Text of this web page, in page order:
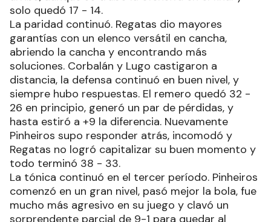
solo quedó 17 - 14.
La paridad continuó. Regatas dio mayores
garantías con un elenco versátil en cancha,
abriendo la cancha y encontrando más
soluciones. Corbalán y Lugo castigaron a
distancia, la defensa continuó en buen nivel, y
siempre hubo respuestas. El remero quedó 32 -
26 en principio, generó un par de pérdidas, y
hasta estiró a +9 la diferencia. Nuevamente
Pinheiros supo responder atrás, incomodó y
Regatas no logró capitalizar su buen momento y
todo terminó 38 - 33.
La tónica continuó en el tercer período. Pinheiros
comenzó en un gran nivel, pasó mejor la bola, fue
mucho más agresivo en su juego y clavó un
sorprendente parcial de 9-1 para quedar al